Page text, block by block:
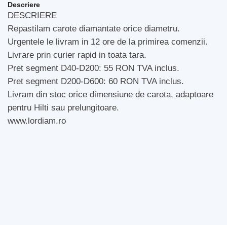
Descriere
DESCRIERE
Repastilam carote diamantate orice diametru.
Urgentele le livram in 12 ore de la primirea comenzii.
Livrare prin curier rapid in toata tara.
Pret segment D40-D200: 55 RON TVA inclus.
Pret segment D200-D600: 60 RON TVA inclus.
Livram din stoc orice dimensiune de carota, adaptoare
pentru Hilti sau prelungitoare.
www.lordiam.ro